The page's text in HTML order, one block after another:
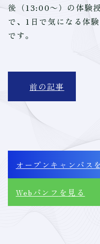
後（13:00～）の体験
で、1日で気になる体
です。
前の記事
オープンキャンパス
Webパンフ を見る